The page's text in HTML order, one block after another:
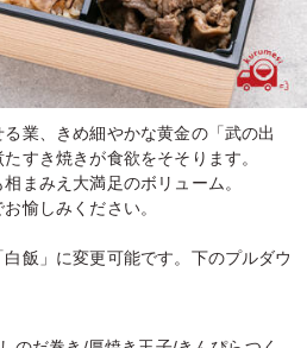
業、きめ細やかな黄金の「武の出
すき焼きが食欲をそそります。
まみえ大満足のボリューム。
愉しみください。
飯」に変更可能です。下のプルダウ